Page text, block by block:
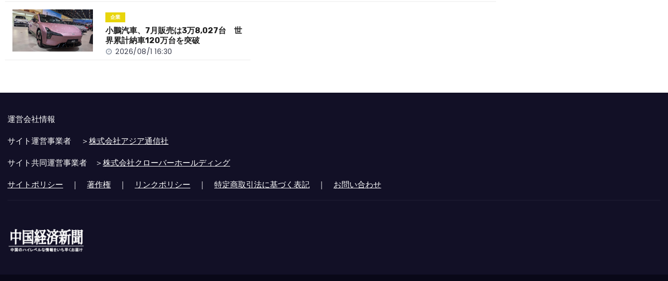
企業
小鵬汽車、7月販売は3万8,027台 世
界累計納車120万台を突破
2026/08/1 16:30
運営会社情報
サイト運営事業者 ＞株式会社アジア通信社
サイト共同運営事業者 ＞株式会社クローバーホールディング
サイトポリシー ｜ 著作権 ｜ リンクポリシー ｜ 特定商取引法に基づく表記 ｜ お問い合わせ